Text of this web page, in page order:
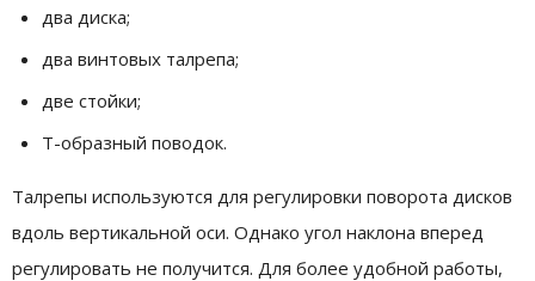
два диска;
два винтовых талрепа;
две стойки;
Т-образный поводок.
Талрепы используются для регулировки поворота дисков
вдоль вертикальной оси. Однако угол наклона вперед
регулировать не получится. Для более удобной работы,